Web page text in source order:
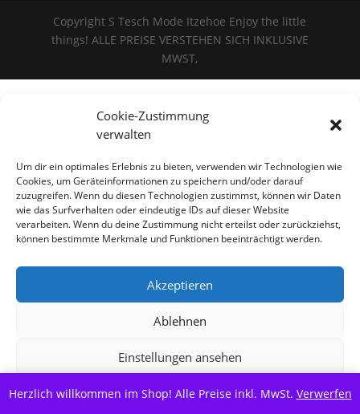
Cookie-Zustimmung
verwalten
Um dir ein optimales Erlebnis zu bieten, verwenden wir Technologien wie
Cookies, um Geräteinformationen zu speichern und/oder darauf
zuzugreifen. Wenn du diesen Technologien zustimmst, können wir Daten
wie das Surfverhalten oder eindeutige IDs auf dieser Website
verarbeiten. Wenn du deine Zustimmung nicht erteilst oder zurückziehst,
können bestimmte Merkmale und Funktionen beeinträchtigt werden.
Akzeptieren
Ablehnen
Einstellungen ansehen
Cookie-RichtlinieDatenschutzerklärung
Herzlich willkommen im Shop! Alle Preise inkl. MwSt. Verwerfen
Copyright S Tesch Mode Itzehoe Enjoy the little
things! ALLE PREISE VERSTEHEN SICH INKLUSIVE
MWST,
Alle Preise inkl. der gesetzlichen MwSt.
Vertrag widerrufen